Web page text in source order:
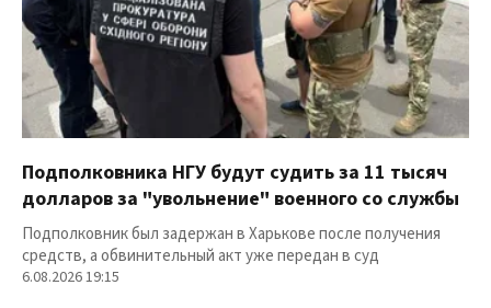
Подполковника НГУ будут судить за 11 тысяч
долларов за "увольнение" военного со службы
Подполковник был задержан в Харькове после получения
средств, а обвинительный акт уже передан в суд
6.08.2026 19:15